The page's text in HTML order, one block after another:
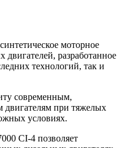
моторное
разработанное
технологий, так и
современным,
при тяжелых
условиях.
CI-4 позволяет